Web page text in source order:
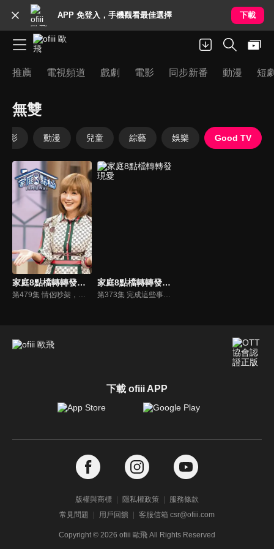
APP 免登入，手機觀看最佳選擇 下載
推薦 電視頻道 戲劇 電影 同步新番 動漫 短
無雙
電影 動漫 兒童 綜藝 娛樂 Good TV
家庭8點檔轉轉發現愛
第479集 情侶吵架，是因為感情不好嗎？
家庭8點檔轉轉發現愛
第373集 完成這些事，讓大學生活不枉青春！
下載 ofiii APP
版權與商標 隱私權政策
服務條款
常見問題
用戶回饋 客服信箱 csr@ofiii.com
Copyright © 2026 ofiii 歐飛 All Rights Reserved